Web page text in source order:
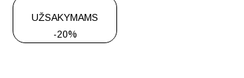
UŽSAKYMAMS
-20%